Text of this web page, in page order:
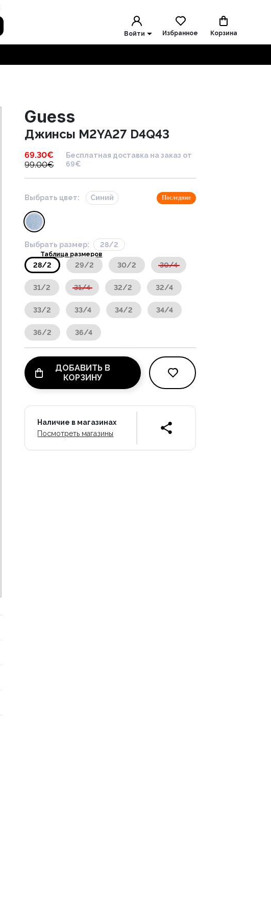
Войти Избранное Корзина
Guess
Джинсы M2YA27 D4Q43
69.30€
99.00€
Бесплатная доставка на заказ от
69€
Выбрать цвет: Синий Последние
Выбрать размер: 28/2
Таблица размеров
28/2 29/2 30/2 30/4
31/2 31/4 32/2 32/4
33/2 33/4 34/2 34/4
36/2 36/4
ДОБАВИТЬ В
КОРЗИНУ
Наличие в магазинах
Посмотреть магазины